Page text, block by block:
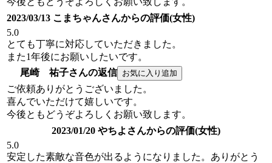
2023/03/13 こまちゃんさんからの評価(女性)
5.0
とても丁寧に対応していただきました。
また1年後にお願いしたいです。
尾崎 祐子さんの返信
ご依頼ありがとうございました。
喜んでいただけて嬉しいです。
今後ともどうぞよろしくお願い致します。
2023/01/20 やちよさんからの評価(女性)
5.0
安定した素敵な音色が出るようになりました。ありがとう